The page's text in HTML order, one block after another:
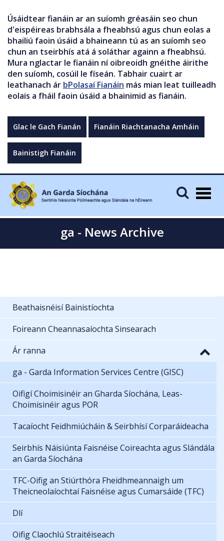
Úsáidtear fianáin ar an suíomh gréasáin seo chun
d'eispéireas brabhsála a fheabhsú agus chun eolas a
bhailiú faoin úsáid a bhaineann tú as an suíomh seo
chun an tseirbhís atá á soláthar againn a fheabhsú.
Mura nglactar le fianáin ní oibreoidh gnéithe áirithe
den suíomh, cosúil le físeán. Tabhair cuairt ar
leathanach ár bPolasaí Fianáin más mian leat tuilleadh
eolais a fháil faoin úsáid a bhainimid as fianáin.
Glac le Gach Fianán Fianáin Riachtanacha Amháin
Bainistigh Fianáin
ga - News Archive
Beathaisnéisí Bainistíochta
Foireann Cheannasaíochta Sinsearach
Ár ranna
ga - Garda Information Services Centre (GISC)
Oifigí Choimisinéir an Gharda Síochána, Leas-
Choimisinéir agus POR
Tacaíocht Feidhmiúcháin & Seirbhísí Corparáideacha
Seirbhís Náisiúnta Faisnéise Coireachta agus Slándála
an Garda Síochána
TFC-Oifig an Stiúrthóra Fheidhmeannaigh um
Theicneolaíochtaí Faisnéise agus Cumarsáide (TFC)
Dlí
Oifig Claochlú Straitéiseach